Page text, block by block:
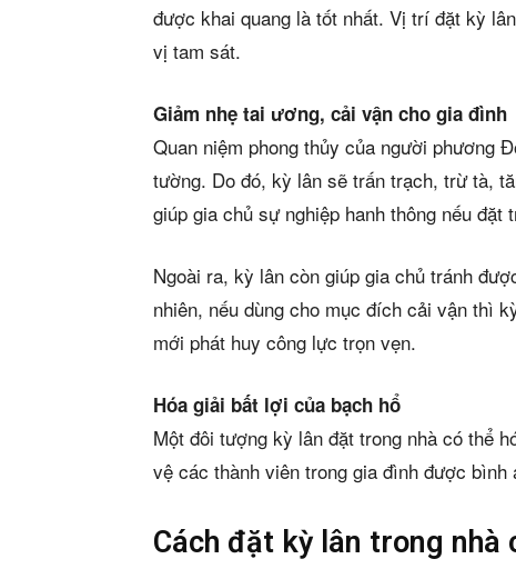
được khai quang là tốt nhất. Vị trí đặt kỳ
vị tam sát.
Giảm nhẹ tai ương, cải vận cho gia đình
Quan niệm phong thủy của người phương
tường. Do đó, kỳ lân sẽ trấn trạch, trừ tà,
giúp gia chủ sự nghiệp hanh thông nếu đặt
Ngoài ra, kỳ lân còn giúp gia chủ tránh
nhiên, nếu dùng cho mục đích cải vận thì
mới phát huy công lực trọn vẹn.
Hóa giải bất lợi của bạch hổ
Một đôi tượng kỳ lân đặt trong nhà có thể
vệ các thành viên trong gia đình được bình
Cách đặt kỳ lân trong nhà